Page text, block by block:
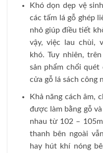
Khó dọn dẹp vệ
các tấm lá gỗ ghép
nhỏ giúp điều tiết
vậy, việc lau chùi,
khó. Tuy nhiên,
sản phẩm chổi
cửa gỗ lá sách công
Khả năng cách âm,
được làm bằng gỗ
nhau từ 102 –
thanh bên ngoài
hay hút khí nóng